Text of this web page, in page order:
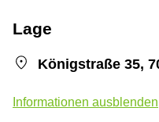
Lage
Königstraße 35,
Informationen ausblenden